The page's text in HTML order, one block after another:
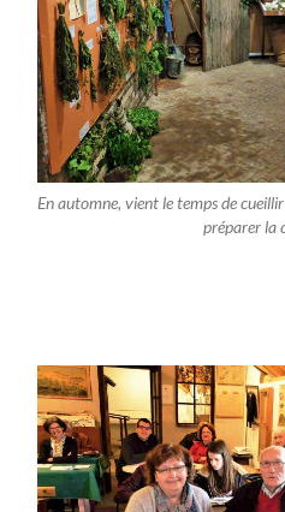
En automne, vient le temps de
préparer la